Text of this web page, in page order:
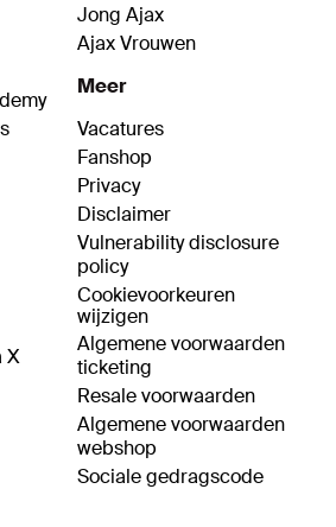
X
Jong Ajax
Ajax Vrouwen
Meer
Vacatures
Fanshop
Privacy
Disclaimer
Vulnerability disclosure
policy
Cookievoorkeuren
wijzigen
Algemene voorwaarden
ticketing
Resale voorwaarden
Algemene voorwaarden
webshop
Sociale gedragscode